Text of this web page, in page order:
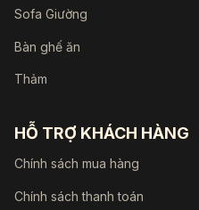
Sofa Giường
Bàn ghế ăn
Thảm
HỖ TRỢ KHÁCH HÀNG
Chính sách mua hàng
Chính sách thanh toán